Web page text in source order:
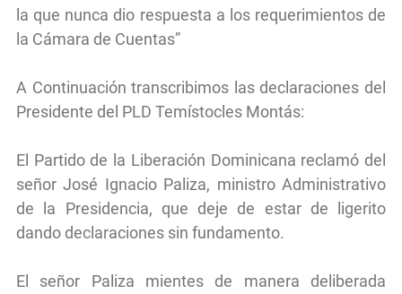
la que nunca dio respuesta a los requerimientos de
la Cámara de Cuentas”
A Continuación transcribimos las declaraciones del
Presidente del PLD Temístocles Montás:
El Partido de la Liberación Dominicana reclamó del
señor José Ignacio Paliza, ministro Administrativo
de la Presidencia, que deje de estar de ligerito
dando declaraciones sin fundamento.
El señor Paliza mientes de manera deliberada